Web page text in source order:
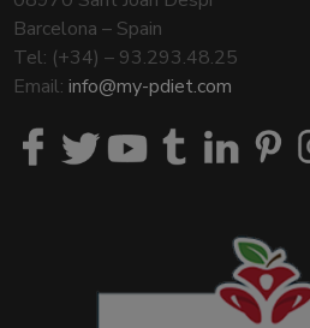
Barcelona – Spain
Tel: (+34) – 93.293.48.25
Email:info@my-pdiet.com